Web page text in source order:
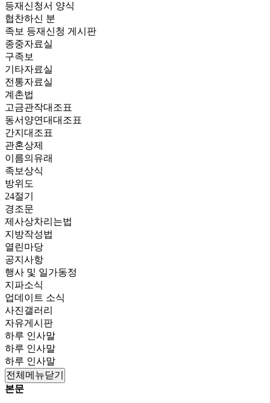
등재신청서 양식
협찬하신 분
족보 등재신청 게시판
종중자료실
구족보
기타자료실
전통자료실
계촌법
고금관작대조표
동서양연대대조표
간지대조표
관혼상제
이름의유래
족보상식
방위도
24절기
경조문
제사상차리는법
지방작성법
열린마당
공지사항
행사 및 일가동정
지파소식
업데이트 소식
사진갤러리
자유게시판
하루 인사말
하루 인사말
하루 인사말
전체메뉴닫기
본문